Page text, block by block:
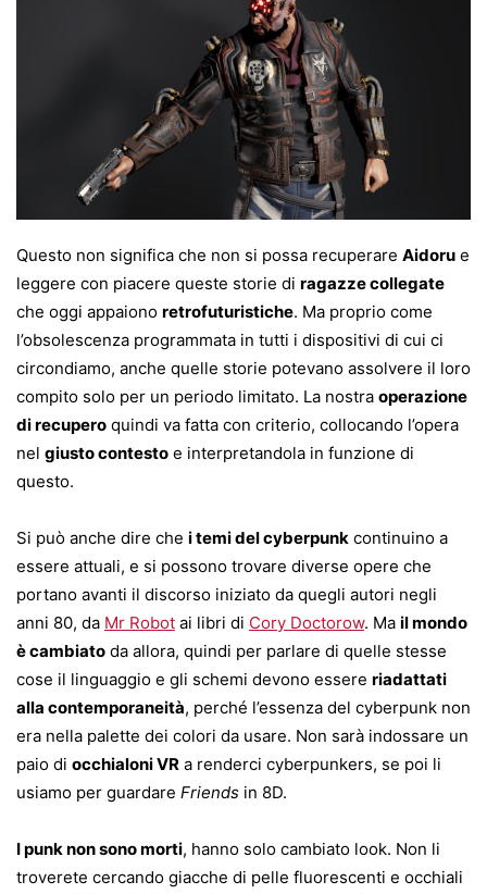
Questo non significa che non si possa recuperare Aidoru e
leggere con piacere queste storie di ragazze collegate
che oggi appaiono retrofuturistiche. Ma proprio come
l’obsolescenza programmata in tutti i dispositivi di cui ci
circondiamo, anche quelle storie potevano assolvere il loro
compito solo per un periodo limitato. La nostra operazione
di recupero quindi va fatta con criterio, collocando l’opera
nel giusto contesto e interpretandola in funzione di
questo.
Si può anche dire che i temi del cyberpunk continuino a
essere attuali, e si possono trovare diverse opere che
portano avanti il discorso iniziato da quegli autori negli
anni 80, da Mr Robot ai libri di Cory Doctorow. Ma il mondo
è cambiato da allora, quindi per parlare di quelle stesse
cose il linguaggio e gli schemi devono essere riadattati
alla contemporaneità, perché l’essenza del cyberpunk non
era nella palette dei colori da usare. Non sarà indossare un
paio di occhialoni VR a renderci cyberpunkers, se poi li
usiamo per guardare Friends in 8D.
I punk non sono morti, hanno solo cambiato look. Non li
troverete cercando giacche di pelle fluorescenti e occhiali